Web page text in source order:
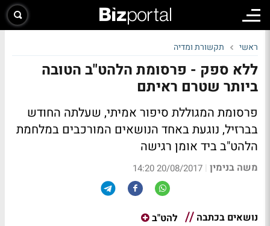
ראשי תקשורת ומדיה
ללא ספק - פרסומת הלהט"ב הטובה
ביותר שטרם ראיתם
פרסומת המגוללת סיפור אמיתי, שעלתה החודש
בברזיל, נוגעת באחד הנושאים המורכבים במלחמת
הלהט"ב ביד אומן רגישה
משה בנימין |
20/08/2017 14:20
נושאים בכתבה להט"ב